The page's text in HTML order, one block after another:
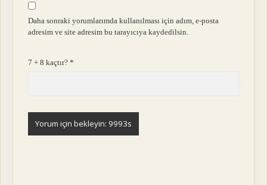
Daha sonraki yorumlarımda kullanılması için adım, e-posta
adresim ve site adresim bu tarayıcıya kaydedilsin.
7 + 8 kaçtır?*